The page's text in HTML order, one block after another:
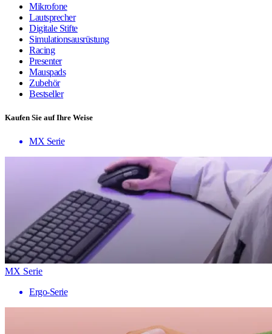
Mikrofone
Lautsprecher
Digitale Stifte
Simulationsausrüstung
Racing
Presenter
Mauspads
Zubehör
Bestseller
Kaufen Sie auf Ihre Weise
MX Serie
MX Serie
Ergo-Serie